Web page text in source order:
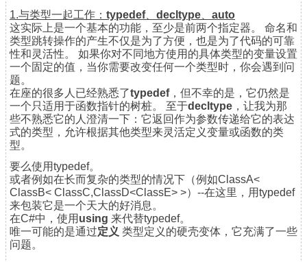
1.与类型一起工作： typedef、 decltype
auto
这实际上是一个基本的功能，至少是前两个指定器。 命名和
类型跳转操作的产生不仅是为了方便，也是为了代码的可靠
性和灵活性。 如果你对不同地方使用的具体类型的变量设置
一个固定的值，当你需要改变任何一个类型时，你会遇到问
题。
在座的很多人已经熟悉了typedef，但不幸的是，它仍然是
一个只适用于函数指针的树桩。 至于decltype ，让我为那
些不熟悉它的人澄清一下：它返回作为参数传递给它的表达
式的类型，允许根据其他类型来灵活定义变量或函数的类
型。
要么使用typedef。
或者例如在长而复杂的类型的情况下（例如ClassA<
ClassB< ClassC,ClassD<ClassE> >）--在这里，用typedef
来包装它是一个天大的好消息。
在C#中，使用 using 来代替typedef。
唯一可能的是通过定义 类型定义的硬壳变体，它充满了一些
问题。